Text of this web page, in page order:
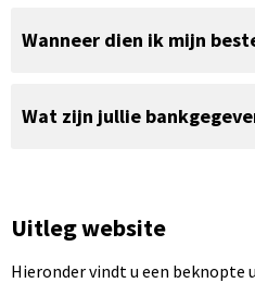
Wanneer dien ik mijn
Wat zijn jullie
Uitleg website
Hieronder vindt u een beknopte